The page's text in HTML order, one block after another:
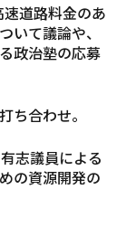
道路料金のあ
いて議論や、
政治塾の応募
ち合わせ。
志議員による
の資源開発の